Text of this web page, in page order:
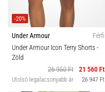
Minden cikk
megjelenítése
-20%
Under Armour
Férfi
Under Armour Icon Terry Shorts-
Zöld
26 950 Ft
21 560 Ft
Utolsó legalacsonyabb ár 26 947 Ft